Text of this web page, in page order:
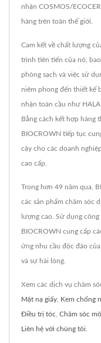
nhận COSMOS/
hàng trên toàn thế giới.
Cam kết về chất lượng
trình tiên tiến của nó,
phòng sạch và việc sử
niêm phong đến thiết kế
nhận toàn cầu như
Bằng cách kết hợp hàng
BIOCROWN tiếp tục
cậy cho các doanh
cao cấp.
Trong hơn 49 năm qua,
các sản phẩm chăm sóc
lượng cao. Sử dụng
BIOCROWN cung cấp
ứng nhu cầu độc đáo
và sự hài lòng.
Xem các dịch vụ chăm
Mặt nạ giấy Kem chống
Điều trị tóc Chăm sóc
Liên hệ với chúng tôi